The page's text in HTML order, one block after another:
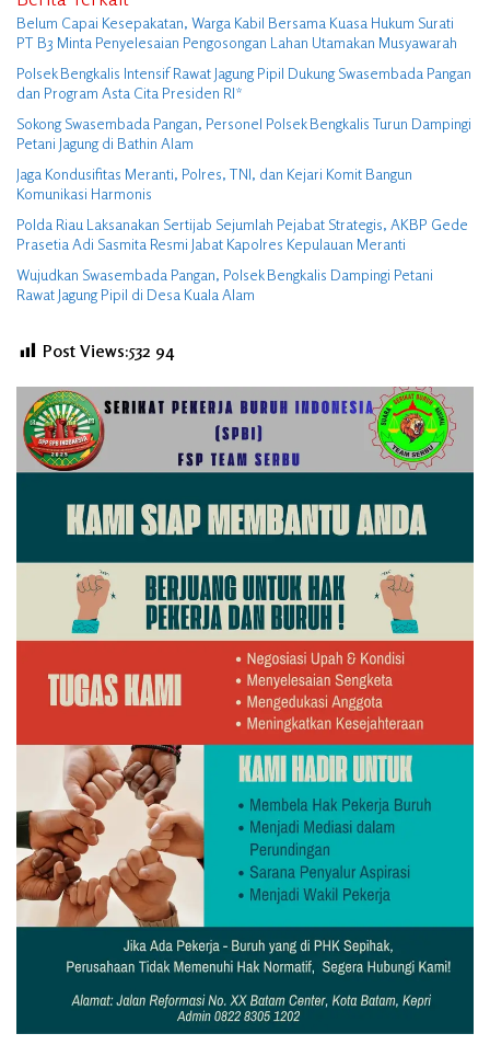
Belum Capai Kesepakatan, Warga Kabil Bersama Kuasa Hukum Surati
PT B3 Minta Penyelesaian Pengosongan Lahan Utamakan Musyawarah
Polsek Bengkalis Intensif Rawat Jagung Pipil Dukung Swasembada Pangan
dan Program Asta Cita Presiden RI*
Sokong Swasembada Pangan, Personel Polsek Bengkalis Turun Dampingi
Petani Jagung di Bathin Alam
Jaga Kondusifitas Meranti, Polres, TNI, dan Kejari Komit Bangun
Komunikasi Harmonis
Polda Riau Laksanakan Sertijab Sejumlah Pejabat Strategis, AKBP Gede
Prasetia Adi Sasmita Resmi Jabat Kapolres Kepulauan Meranti
Wujudkan Swasembada Pangan, Polsek Bengkalis Dampingi Petani
Rawat Jagung Pipil di Desa Kuala Alam
Post Views:532 94